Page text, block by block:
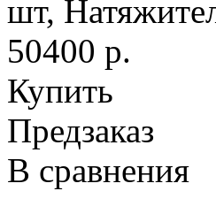
шт,
50400 р.
Купить
Предзаказ
В сравнения